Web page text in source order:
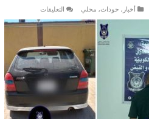
أخبار , حوداث, محلي التعليقات
ضبط
تشكيل
عصابي
سرق
عمالة
وافدة
مغلقة